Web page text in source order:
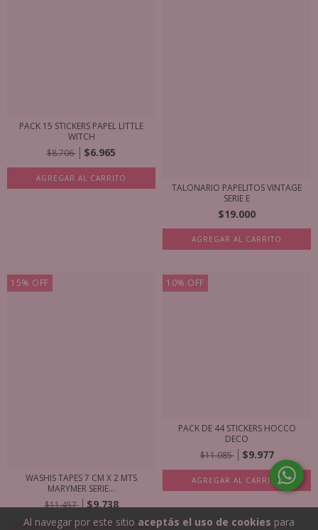
Al navegar por este sitio aceptás el uso de cookies para
PACK 15 STICKERS PAPEL LITTLE
WITCH
$8.706
$6.965
AGREGAR AL CARRITO
TALONARIO PAPELITOS VINTAGE
SERIE E
$19.000
AGREGAR AL CARRITO
15% OFF
WASHIS TAPES 7 CM X 2 MTS
MARYMER SERIE...
$11.457
$9.738
10% OFF
PACK DE 44 STICKERS HOCCO
DECO
$11.085
$9.977
AGREGAR AL CARRITO